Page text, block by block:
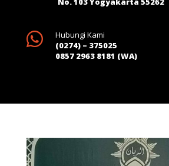

Hubungi Kami
(0274) – 375025
0857 2963 8181 (WA)